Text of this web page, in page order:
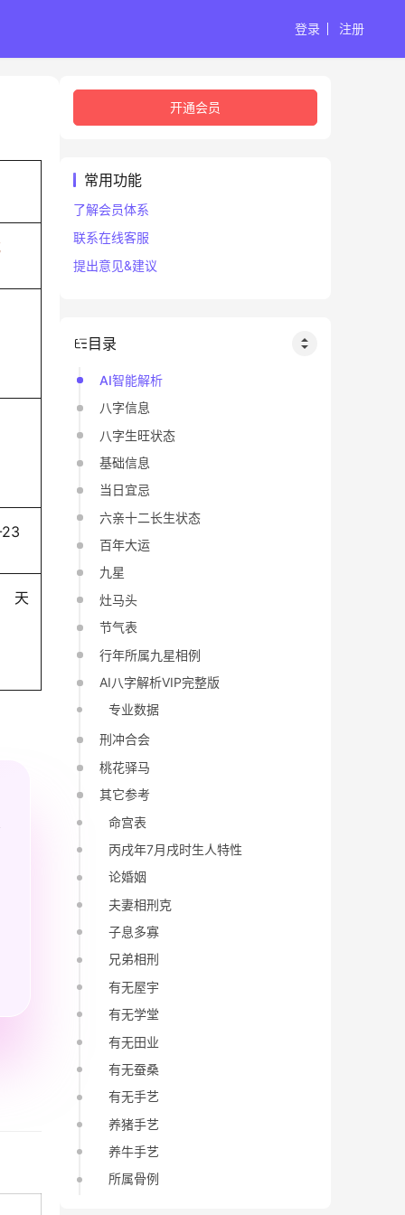
登录 注册
天
开通会员
常用功能
了解会员体系
联系在线客服
提出意见&建议
目录
AI智能解析
八字信息
八字生旺状态
基础信息
当日宜忌
六亲十二长生状态
百年大运
九星
灶马头
节气表
行年所属九星相例
AI八字解析VIP完整版
专业数据
刑冲合会
桃花驿马
其它参考
命宫表
丙戌年7月戌时生人特性
论婚姻
夫妻相刑克
子息多寡
兄弟相刑
有无屋宇
有无学堂
有无田业
有无蚕桑
有无手艺
养猪手艺
养牛手艺
所属骨例